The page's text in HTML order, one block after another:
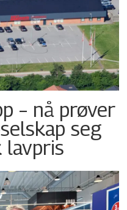
– nå prøver
seg
lavpris